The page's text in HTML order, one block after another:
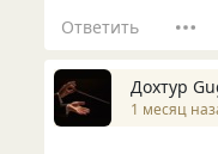
Ответить
Дохтур
1 месяц